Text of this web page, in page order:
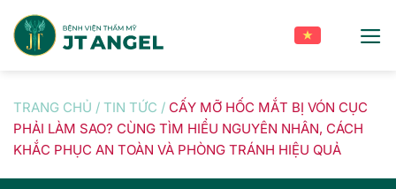
content
TRANG CHỦ / TIN TỨC / CẤY MỠ HỐC MẮT BỊ VÓN CỤC
PHẢI LÀM SAO? CÙNG TÌM HIỂU NGUYÊN NHÂN, CÁCH
KHẮC PHỤC AN TOÀN VÀ PHÒNG TRÁNH HIỆU QUẢ